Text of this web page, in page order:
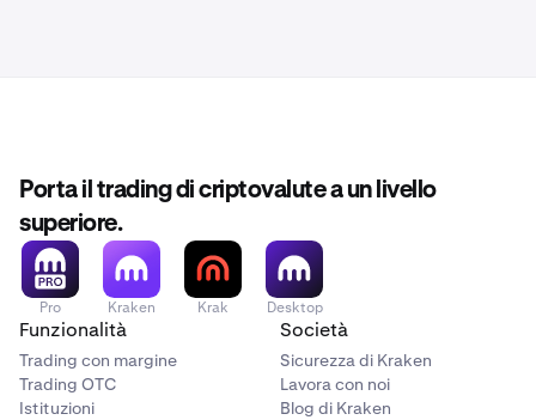
Porta il trading di criptovalute a un livello
superiore.
Pro Kraken Krak Desktop
Funzionalità
Trading con margine
Trading OTC
Istituzioni
Società
Sicurezza di Kraken
Lavora con noi
Blog di Kraken